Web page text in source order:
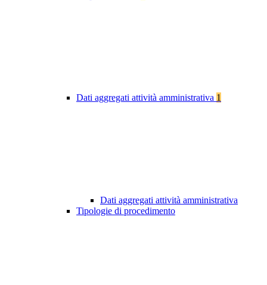
Dati aggregati attività amministrativa 1
Dati aggregati attività amministrativa
Tipologie di procedimento